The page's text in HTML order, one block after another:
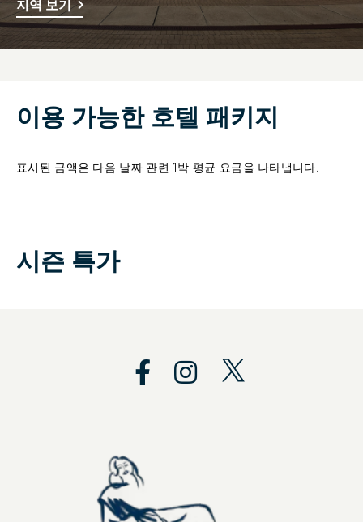
지역 보기
이용 가능한 호텔 패키지
표시된 금액은 다음 날짜 관련 1박 평균 요금을 나타냅니다.
시즌 특가